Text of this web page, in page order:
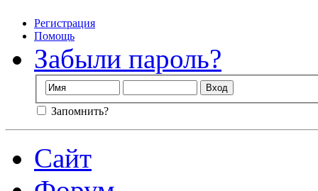
Регистрация
Помощь
Забыли пароль?
Запомнить?
Сайт